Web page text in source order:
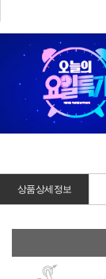
상품상세정보